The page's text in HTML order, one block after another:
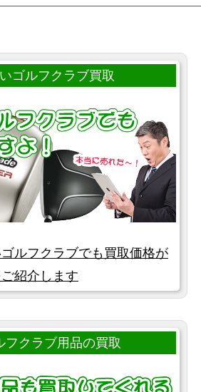
ゴルフクラブ買取
ルフクラブでも買取価格が
紹介します
フクラブ用品の買取